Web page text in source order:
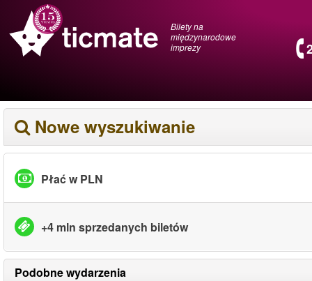
Bilety na
międzynarodowe
imprezy
Nowe wyszukiwanie
Płać w PLN
+4 mln sprzedanych biletów
Podobne wydarzenia